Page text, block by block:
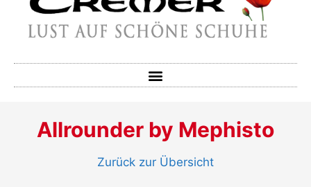
Allrounder by Mephisto
Zurück zur Übersicht